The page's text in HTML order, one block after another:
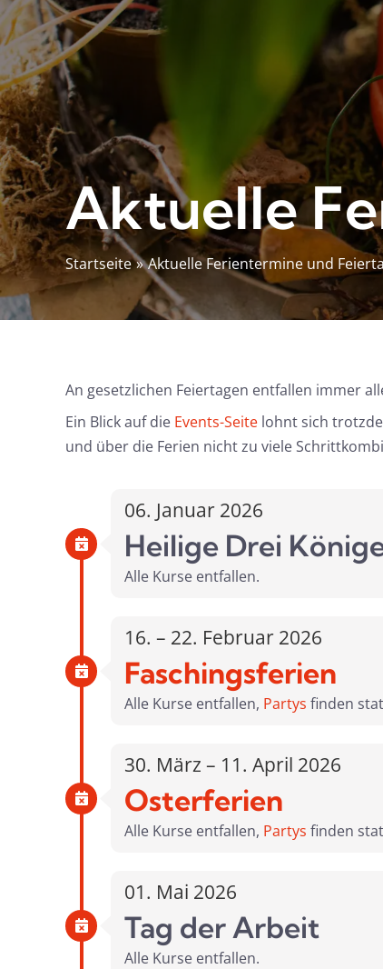
Aktuelle
Startseite Aktuelle Ferientermine und
An gesetzlichen Feiertagen entfallen immer
Ein Blick auf die Events-Seite lohnt sich
und über die Ferien nicht zu viele
06. Januar 2026
Heilige Drei
Alle Kurse entfallen.
16. – 22. Februar 2026
Faschingsferien
Alle Kurse entfallen, Partys finden
30. März – 11. April 2026
Osterferien
Alle Kurse entfallen, Partys finden
01. Mai 2026
Tag der Arbeit
Alle Kurse entfallen.